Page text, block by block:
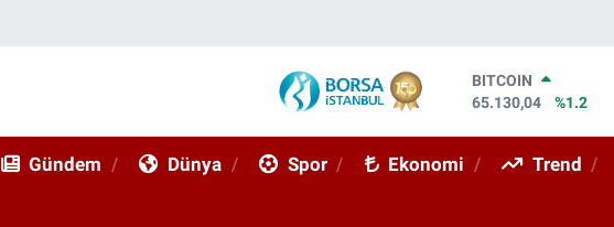
DOLAR
47,7106
%0.17
STERLİN
Gündem Dünya Spor Ekonomi Trend